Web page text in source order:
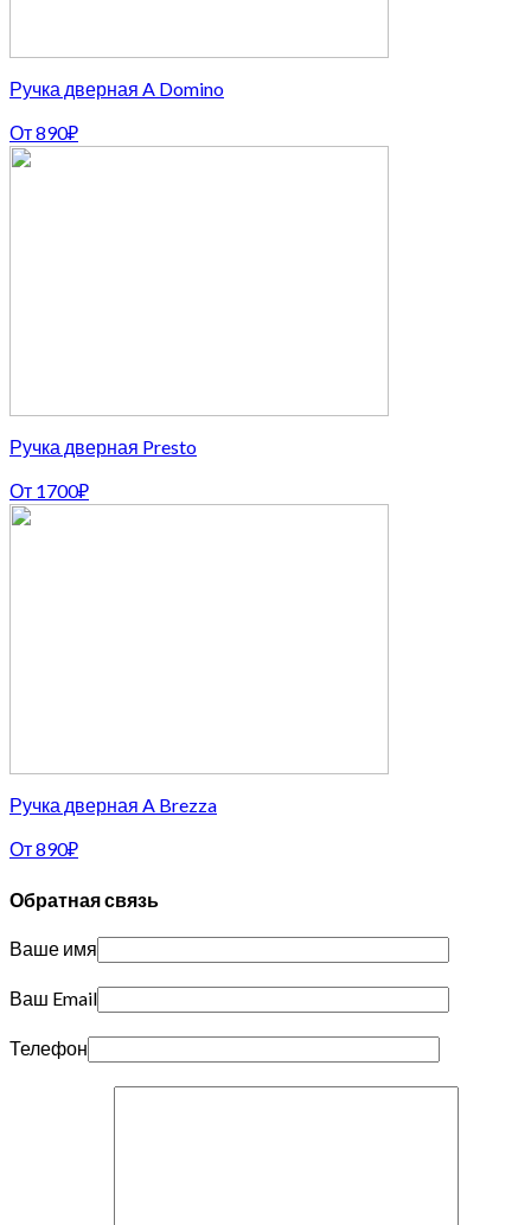
Ручка дверная A Domino
От890₽
Ручка дверная Presto
От 1700₽
Ручка дверная A Brezza
От890₽
Обратная связь
Ваше имя
Ваш Email
Телефон